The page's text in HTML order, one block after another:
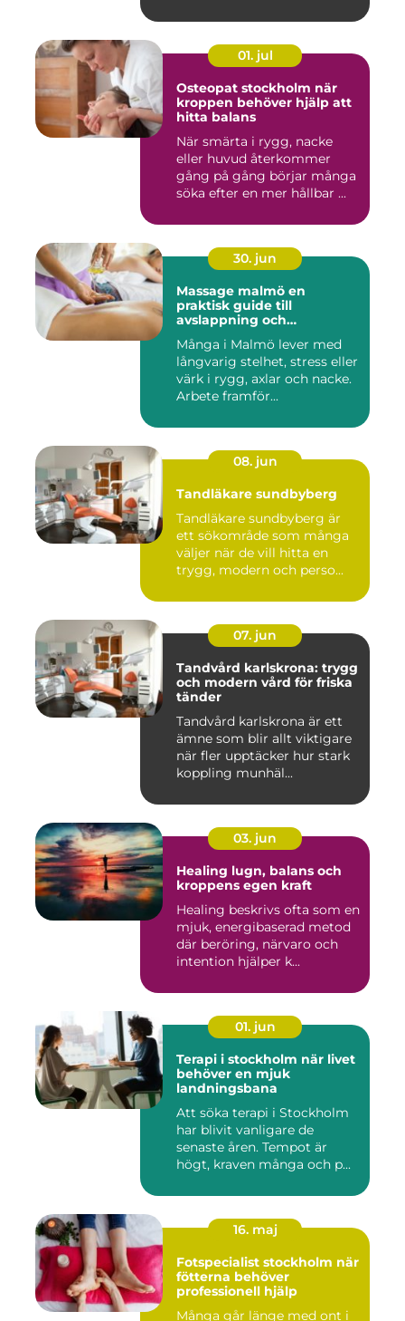
01. jul
Osteopat stockholm när
kroppen behöver hjälp att
hitta balans
När smärta i rygg, nacke
eller huvud återkommer
gång på gång börjar många
söka efter en mer hållbar ...
30. jun
Massage malmö en
praktisk guide till
avslappning och
Många i Malmö lever med
långvarig stelhet, stress eller
värk i rygg, axlar och nacke.
Arbete framför...
08. jun
Tandläkare sundbyberg
Tandläkare sundbyberg är
ett sökområde som många
väljer när de vill hitta en
trygg, modern och perso...
07. jun
Tandvård karlskrona: trygg
och modern vård för friska
tänder
Tandvård karlskrona är ett
ämne som blir allt viktigare
när fler upptäcker hur stark
koppling munhäl...
03. jun
Healing lugn, balans och
kroppens egen kraft
Healing beskrivs ofta som en
mjuk, energibaserad metod
där beröring, närvaro och
intention hjälper k...
01. jun
Terapi i stockholm när livet
behöver en mjuk
landningsbana
Att söka terapi i Stockholm
har blivit vanligare de
senaste åren. Tempot är
högt, kraven många och p...
16. maj
Fotspecialist stockholm när
fötterna behöver
professionell hjälp
Många går länge med ont i